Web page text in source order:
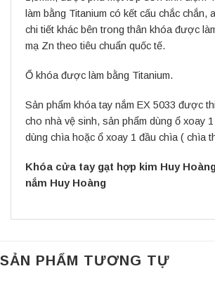
làm bằng Titanium có kết cấu chắc chắn,
chi tiết khác bên trong thân khóa được
mạ Zn theo tiêu chuẩn quốc tế.
Ổ khóa được làm bằng Titanium.
Sản phẩm khóa tay nắm EX 5033 được
cho nhà vệ sinh, sản phẩm dùng ổ xoay
dùng chìa hoặc ổ xoay 1 đầu chìa ( chìa
Khóa cửa tay gạt hợp kim Huy Hoàng
nắm Huy Hoàng
SẢN PHẨM TƯƠNG TỰ